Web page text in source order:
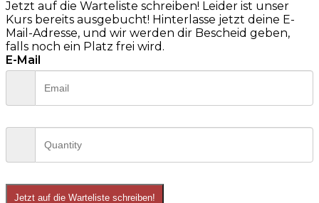
Jetzt auf die Warteliste schreiben! Leider ist unser
Kurs bereits ausgebucht! Hinterlasse jetzt deine E-
Mail-Adresse, und wir werden dir Bescheid geben,
falls noch ein Platz frei wird.
E-Mail
Jetzt auf die Warteliste schreiben!